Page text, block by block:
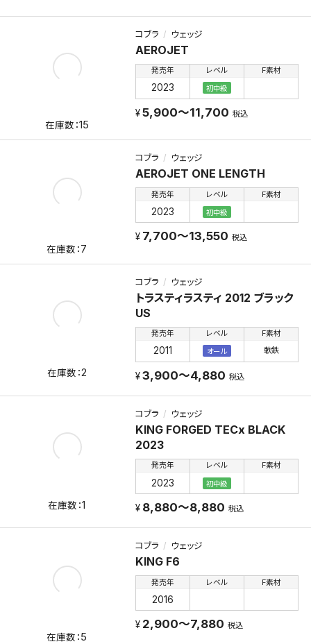
コブラ ウェッジ
AEROJET
発売年
2023
レベル
初中級
F素材
15
5,900～11,700 税込
コブラ ウェッジ
AEROJET ONE LENGTH
発売年
2023
レベル
初中級
F素材
7
7,700～13,550 税込
コブラ ウェッジ
トラスティラスティ 2012 ブラック
US
発売年
2011
レベル
オール
F素材
軟鉄
2 3,900～4,880 税込
コブラ ウェッジ
KING FORGED TECx BLACK
2023
発売年
2023
レベル
初中級
F素材
1 8,880～8,880 税込
コブラ ウェッジ
KING F6
発売年
2016
レベル F素材
5
2,900～7,880 税込